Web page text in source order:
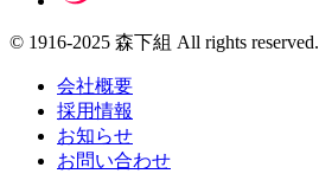
© 1916-2025 森下組 All rights reserved.
会社概要
採用情報
お知らせ
お問い合わせ